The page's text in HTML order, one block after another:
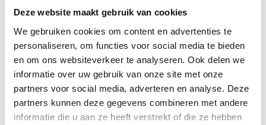
Deze website maakt gebruik van cookies
We gebruiken cookies om content en advertenties te
personaliseren, om functies voor social media te bieden
en om ons websiteverkeer te analyseren. Ook delen we
informatie over uw gebruik van onze site met onze
partners voor social media, adverteren en analyse. Deze
partners kunnen deze gegevens combineren met andere
informatie die u aan ze heeft verstrekt of die ze hebben
Daarnaast is er vaak sprake van
gedragsproblematiek en problemen in het
eigen netwerk. Door hulp op maat leggen we
een stabiele basis waar de jeugdige mee
verder kan. Deze hulp kan allerlei vormen
krijgen en de veiligheid van het kind staat
altijd voorop.